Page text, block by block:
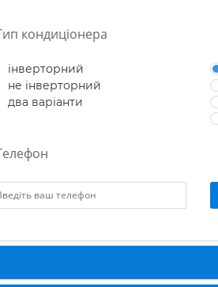
кондиціонера
інверторний
не інверторний
два варіанти